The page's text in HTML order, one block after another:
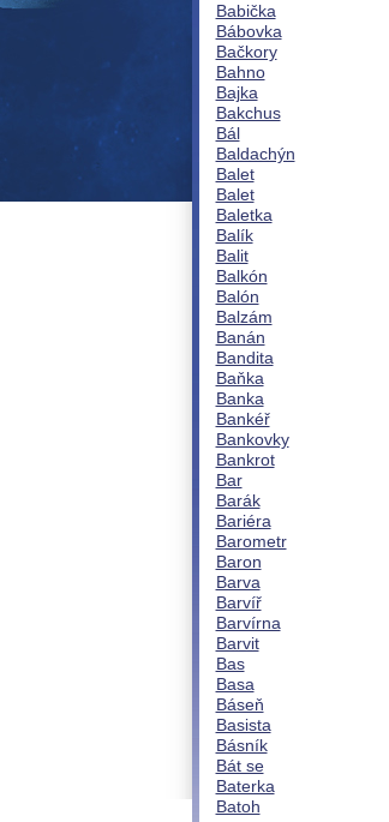
Babička
Bábovka
Bačkory
Bahno
Bajka
Bakchus
Bál
Baldachýn
Balet
Balet
Baletka
Balík
Balit
Balkón
Balón
Balzám
Banán
Bandita
Baňka
Banka
Bankéř
Bankovky
Bankrot
Bar
Barák
Bariéra
Barometr
Baron
Barva
Barvíř
Barvírna
Barvit
Bas
Basa
Báseň
Basista
Básník
Bát se
Baterka
Batoh